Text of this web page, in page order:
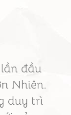
đầu
Nhiên.
duy trì